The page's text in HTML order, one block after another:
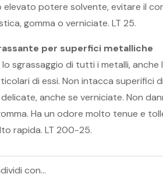
elevato potere solvente, evitare il
gomma o verniciate. LT 25.
per superfici metalliche
lo sgrassaggio di tutti i metalli, anche
di essi. Non intacca superifici
anche se verniciate. Non
Ha un odore molto tenue e
rapida. LT 200-25.
con...